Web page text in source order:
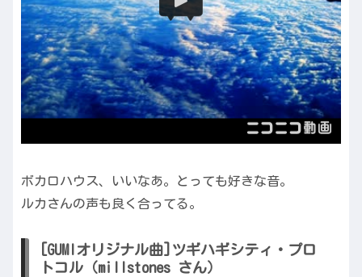
ボカロハウス、いいなあ。とっても好きな音。
ルカさんの声も良く合ってる。
[GUMIオリジナル曲]ツギハギシティ・プロ
トコル（millstones さん）